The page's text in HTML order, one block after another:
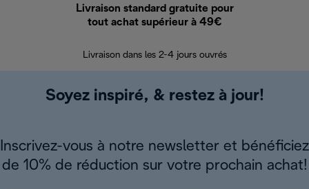
Livraison standard gratuite pour
tout achat supérieur à 49€
Livraison dans les 2-4 jours ouvrés
Soyez inspiré, & restez à jour!
Inscrivez-vous à notre newsletter et bénéficiez
de 10% de réduction sur votre prochain achat!